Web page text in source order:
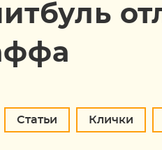
Статьи Клички